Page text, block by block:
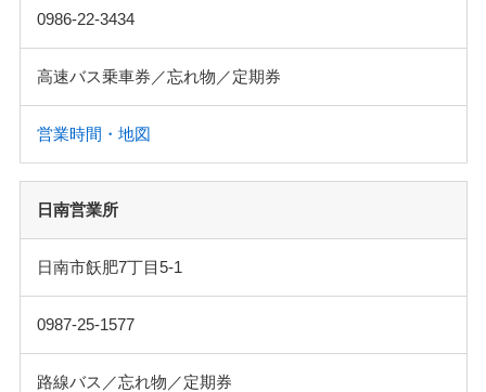
0986-22-3434
高速バス乗車券／忘れ物／定期券
営業時間・地図
日南営業所
日南市飫肥7丁目5-1
0987-25-1577
路線バス／忘れ物／定期券